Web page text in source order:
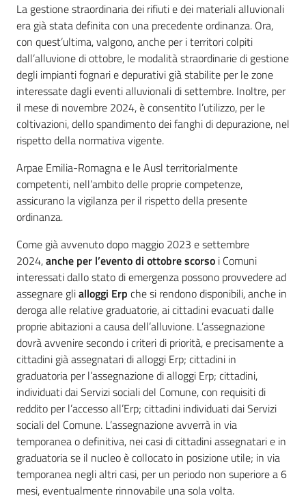
La gestione straordinaria dei rifiuti e dei materiali alluvionali
era già stata definita con una precedente ordinanza. Ora,
con quest’ultima, valgono, anche per i territori colpiti
dall’alluvione di ottobre, le modalità straordinarie di gestione
degli impianti fognari e depurativi già stabilite per le zone
interessate dagli eventi alluvionali di settembre. Inoltre, per
il mese di novembre 2024, è consentito l’utilizzo, per le
coltivazioni, dello spandimento dei fanghi di depurazione, nel
rispetto della normativa vigente.
Arpae Emilia-Romagna e le Ausl territorialmente
competenti, nell’ambito delle proprie competenze,
assicurano la vigilanza per il rispetto della presente
ordinanza.
Come già avvenuto dopo maggio 2023 e settembre
2024,anche per l’evento di ottobre scorso i Comuni
interessati dallo stato di emergenza possono provvedere ad
assegnare glialloggi Erp che si rendono disponibili, anche in
deroga alle relative graduatorie, ai cittadini evacuati dalle
proprie abitazioni a causa dell’alluvione. L’assegnazione
dovrà avvenire secondo i criteri di priorità, e precisamente a
cittadini già assegnatari di alloggi Erp; cittadini in
graduatoria per l’assegnazione di alloggi Erp; cittadini,
individuati dai Servizi sociali del Comune, con requisiti di
reddito per l’accesso all’Erp; cittadini individuati dai Servizi
sociali del Comune. L’assegnazione avverrà in via
temporanea o definitiva, nei casi di cittadini assegnatari e in
graduatoria se il nucleo è collocato in posizione utile; in via
temporanea negli altri casi, per un periodo non superiore a 6
mesi, eventualmente rinnovabile una sola volta.